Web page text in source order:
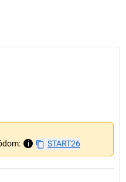
i START26